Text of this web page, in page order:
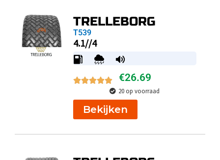
TRELLEBORG
T539
4.1//4
€26.69
20 op voorraad
Bekijken